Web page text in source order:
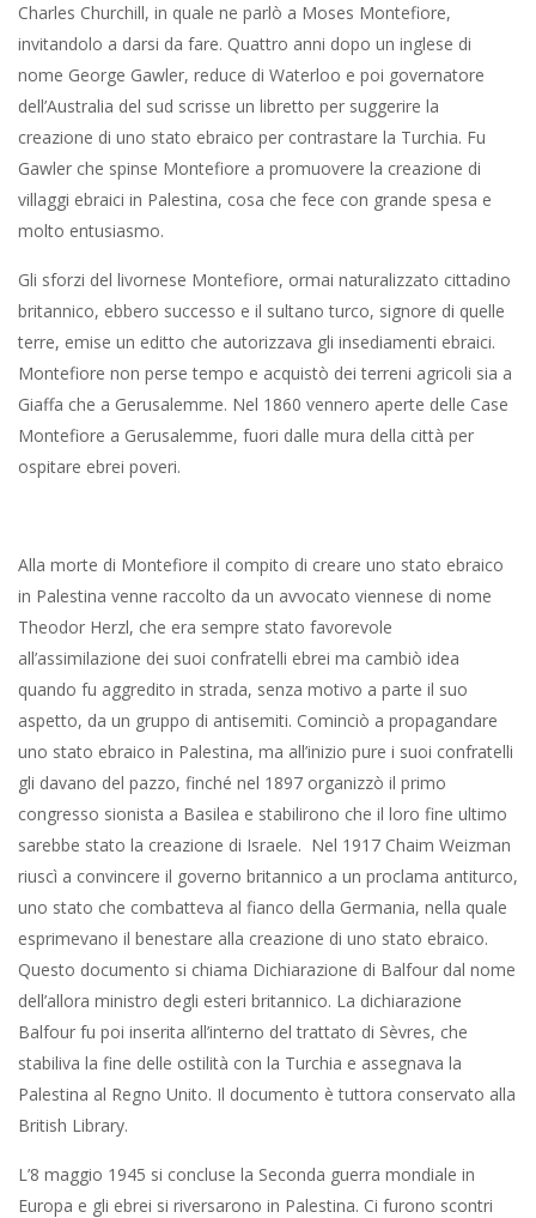
Charles Churchill, in quale ne parlò a Moses Montefiore,
invitandolo a darsi da fare. Quattro anni dopo un inglese di
nome George Gawler, reduce di Waterloo e poi governatore
dell’Australia del sud scrisse un libretto per suggerire la
creazione di uno stato ebraico per contrastare la Turchia. Fu
Gawler che spinse Montefiore a promuovere la creazione di
villaggi ebraici in Palestina, cosa che fece con grande spesa e
molto entusiasmo.
Gli sforzi del livornese Montefiore, ormai naturalizzato cittadino
britannico, ebbero successo e il sultano turco, signore di quelle
terre, emise un editto che autorizzava gli insediamenti ebraici.
Montefiore non perse tempo e acquistò dei terreni agricoli sia a
Giaffa che a Gerusalemme. Nel 1860 vennero aperte delle Case
Montefiore a Gerusalemme, fuori dalle mura della città per
ospitare ebrei poveri.
Alla morte di Montefiore il compito di creare uno stato ebraico
in Palestina venne raccolto da un avvocato viennese di nome
Theodor Herzl, che era sempre stato favorevole
all’assimilazione dei suoi confratelli ebrei ma cambiò idea
quando fu aggredito in strada, senza motivo a parte il suo
aspetto, da un gruppo di antisemiti. Cominciò a propagandare
uno stato ebraico in Palestina, ma all’inizio pure i suoi confratelli
gli davano del pazzo, finché nel 1897 organizzò il primo
congresso sionista a Basilea e stabilirono che il loro fine ultimo
sarebbe stato la creazione di Israele. Nel 1917 Chaim Weizman
riuscì a convincere il governo britannico a un proclama antiturco,
uno stato che combatteva al fianco della Germania, nella quale
esprimevano il benestare alla creazione di uno stato ebraico.
Questo documento si chiama Dichiarazione di Balfour dal nome
dell’allora ministro degli esteri britannico. La dichiarazione
Balfour fu poi inserita all’interno del trattato di Sèvres, che
stabiliva la fine delle ostilità con la Turchia e assegnava la
Palestina al Regno Unito. Il documento è tuttora conservato alla
British Library.
L’8 maggio 1945 si concluse la Seconda guerra mondiale in
Europa e gli ebrei si riversarono in Palestina. Ci furono scontri